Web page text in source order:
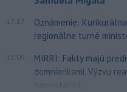
17:17
Oznámenie:
regionálne turné
15:09
MIRRI: Fakty majú
domnienkami. Výzvu
samostatná...